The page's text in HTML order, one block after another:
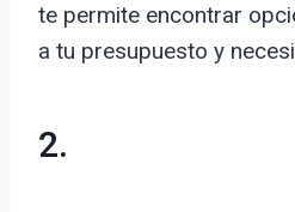
te permite encontrar
a tu presupuesto y
2.